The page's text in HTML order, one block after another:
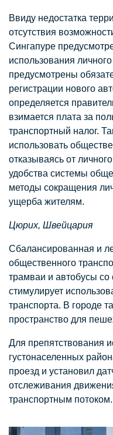
Ввиду недостатка
отсутствия
Сингапуре
использования
предусмотрены
регистрации нового
определяется
взимается плата за
транспортный налог.
использовать
отказываясь от
удобства системы
методы сокращения
ущерба жителям.
Цюрих, Швейцария
Сбалансированная и
общественного
трамваи и автобусы
стимулирует
транспорта. В городе
пространство для
Для препятствования
густонаселенных
проезд и установил
отслеживания
транспортным потоком.